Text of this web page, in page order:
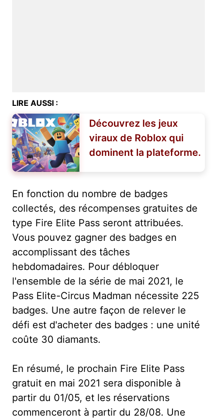
LIRE AUSSI :
Découvrez les jeux
viraux de Roblox qui
dominent la plateforme.
En fonction du nombre de badges
collectés, des récompenses gratuites de
type Fire Elite Pass seront attribuées.
Vous pouvez gagner des badges en
accomplissant des tâches
hebdomadaires. Pour débloquer
l'ensemble de la série de mai 2021, le
Pass Elite-Circus Madman nécessite 225
badges. Une autre façon de relever le
défi est d'acheter des badges : une unité
coûte 30 diamants.
En résumé, le prochain Fire Elite Pass
gratuit en mai 2021 sera disponible à
partir du 01/05, et les réservations
commenceront à partir du 28/08. Une